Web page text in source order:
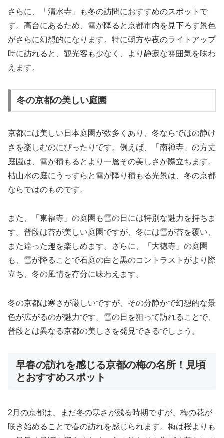
さらに、「清水寺」も冬の訪問におすすめのスポットで
す。高台にあるため、雪が降ると京都市内を見下ろす景色
がさらに幻想的になります。特に朝方や夜のライトアップ
時に訪れると、観光客も少なく、より静寂な雰囲気を味わ
えます。
冬の京都の美しい庭園
京都には美しい日本庭園が数多くあり、冬ならではの静け
さを楽しむのにぴったりです。例えば、「南禅寺」の方丈
庭園は、雪が積もるとより一層その美しさが際立ちます。
枯山水の庭にうっすらと雪が降り積もる光景は、冬の京都
ならではのものです。
また、「東福寺」の庭園も雪の日には特別な魅力を持ちま
す。普段は苔が美しい庭園ですが、冬には雪が苔を覆い、
また違った趣を楽しめます。さらに、「大徳寺」の庭園
も、雪が降ることで石庭の白と黒のコントラストがより際
立ち、冬の風情を存分に味わえます。
冬の京都は寒さが厳しいですが、その分静かで幻想的な景
色が広がるのが魅力です。雪の日を狙って訪れることで、
普段とは異なる京都の美しさを発見できるでしょう。
早春の訪れを感じる京都の梅の名所！見頃
とおすすめスポット
2月の京都は、まだ冬の寒さが残る時期ですが、梅の花が
咲き始めることで春の訪れを感じられます。梅は桜よりも